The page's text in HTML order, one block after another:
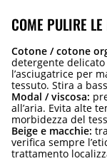
COME PULIRE
Cotone / cotone
detergente
l’asciugatrice per
tessuto. Stira a
Modal / viscosa:
all’aria. Evita alte
morbidezza del
Beige e macchie:
verifica sempre
trattamento